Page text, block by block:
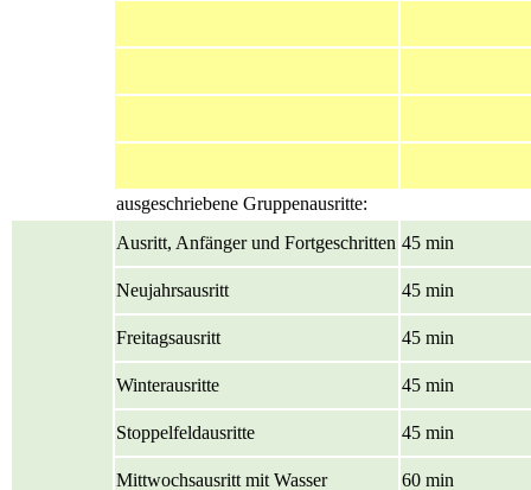
ausgeschriebene Gruppenausritte:
Ausritt, Anfänger und Fortgeschritten 45 min
Neujahrsausritt 45 min
Freitagsausritt 45 min
Winterausritte 45 min
Stoppelfeldausritte 45 min
Mittwochsausritt mit Wasser 60 min